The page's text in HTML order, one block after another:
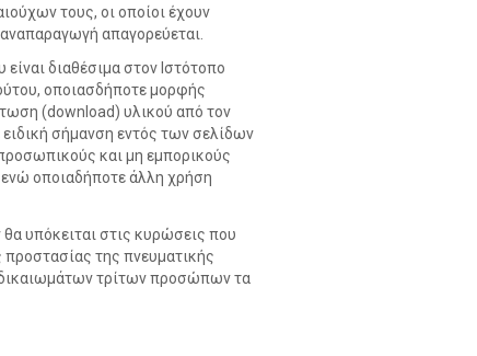
τους, οι οποίοι έχουν
απαγορεύεται.
διαθέσιμα στον Ιστότοπο
οποιασδήποτε μορφής
(download) υλικού από τον
ειδική σήμανση εντός των σελίδων
και μη εμπορικούς
οποιαδήποτε άλλη χρήση
υπόκειται στις κυρώσεις που
προστασίας της πνευματικής
δικαιωμάτων τρίτων προσώπων τα